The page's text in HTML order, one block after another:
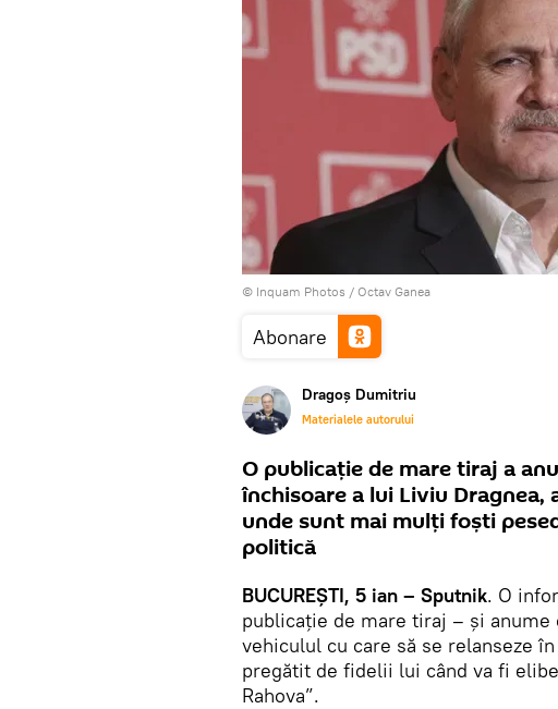
© Inquam Photos / Octav Ganea
Abonare
Dragoș Dumitriu
Materialele autorului
O publicație de mare tiraj a
închisoare a lui Liviu
unde sunt mai mulți foști
politică
BUCUREȘTI, 5 ian – Sputnik. O
publicație de mare tiraj – și
vehiculul cu care să se relanseze
pregătit de fidelii lui când va fi
Rahova”.